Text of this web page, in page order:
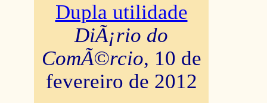
Dupla utilidade
DiÃ¡rio do
ComÃ©rcio, 10 de
fevereiro de 2012